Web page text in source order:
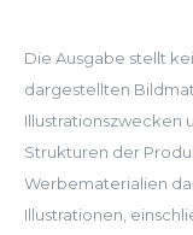
Die Ausgabe stellt
dargestellten
Illustrationszwecken
Strukturen der
Werbematerialien
Illustrationen,